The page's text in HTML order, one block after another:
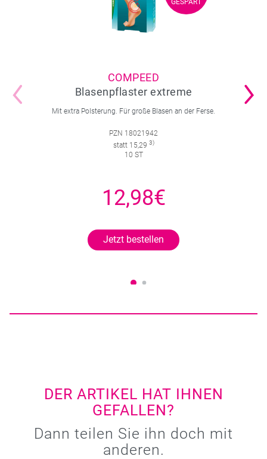
GESPART
COMPEED
Blasenpflaster extreme
Mit extra Polsterung. Für große Blasen an der Ferse.
PZN 18021942
statt 15,29 3)
10 ST
12,98€
Jetzt bestellen
DER ARTIKEL HAT IHNEN
GEFALLEN?
Dann teilen Sie ihn doch mit
anderen.